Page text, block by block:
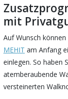
mit
Auf Wunsch
MEHIT am Anfang
einlegen. So haben
atemberaubende
versteinerten